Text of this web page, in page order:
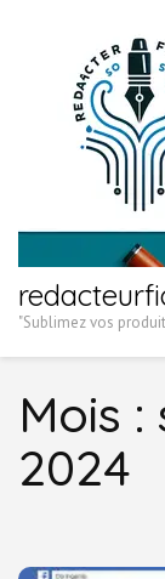
"Sublimez vos
Mois :
2024